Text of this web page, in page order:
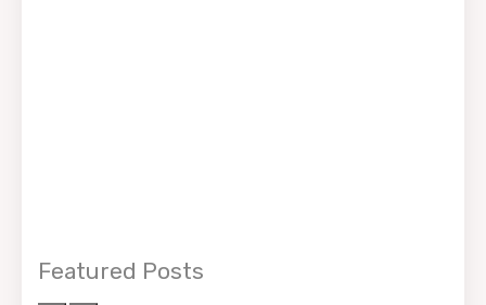
Featured Posts